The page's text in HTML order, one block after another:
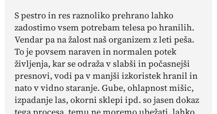
S pestro in res raznoliko prehrano lahko
zadostimo vsem potrebam telesa po hranilih.
Vendar pa na žalost naš organizem z leti peša.
To je povsem naraven in normalen potek
življenja, kar se odraža v slabši in počasnejši
presnovi, vodi pa v manjši izkoristek hranil in
nato v vidno staranje. Gube, ohlapnost mišic,
izpadanje las, okorni sklepi ipd. so jasen dokaz